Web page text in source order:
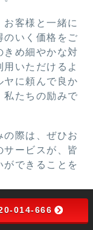
た。
客様と一緒に
のいく価格をご
きめ細やかな対
いただけるよ
ヤに頼んで良か
私たちの励みで
際は、ぜひお
ービスが、皆
できることを
014-666